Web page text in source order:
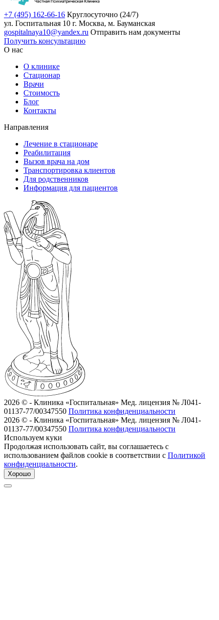
+7 (495) 162-66-16 Круглосуточно (24/7)
ул. Госпитальная 10 г. Москва, м. Бауманская
gospitalnaya10@yandex.ru Отправить нам документы
Получить консультацию
О нас
О клинике
Стационар
Врачи
Стоимость
Блог
Контакты
Направления
Лечение в стационаре
Реабилитация
Вызов врача на дом
Транспортировка клиентов
Для родственников
Информация для пациентов
2026 © - Клиника «Госпитальная» Мед. лицензия № Л041-
01137-77/00347550 Политика конфиденциальности
2026 © - Клиника «Госпитальная» Мед. лицензия № Л041-
01137-77/00347550 Политика конфиденциальности
Используем куки
Продолжая использовать сайт, вы соглашаетесь с
использованием файлов cookie в соответствии с Политикой
конфиденциальности.
Хорошо